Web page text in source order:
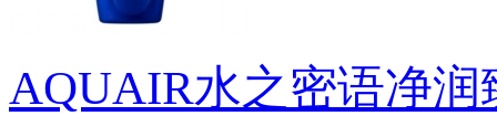
AQUAIR水之密语净